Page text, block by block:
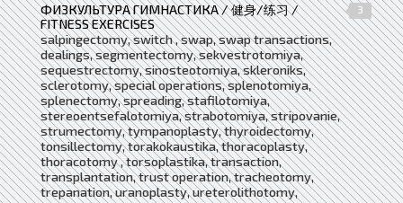
ФИЗКУЛЬТУРА ГИМНАСТИКА / 健身/练习 /
FITNESS EXERCISES
3
salpingectomy, switch , swap, swap transactions,
dealings, segmentectomy, sekvestrotomiya,
sequestrectomy, sinosteotomiya, skleroniks,
sclerotomy, special operations, splenotomiya,
splenectomy, spreading, stafilotomiya,
stereoentsefalotomiya, strabotomiya, stripovanie,
strumectomy, tympanoplasty, thyroidectomy,
tonsillectomy, torakokaustika, thoracoplasty,
thoracotomy , torsoplastika, transaction,
transplantation, trust operation, tracheotomy,
trepanation, uranoplasty, ureterolithotomy,